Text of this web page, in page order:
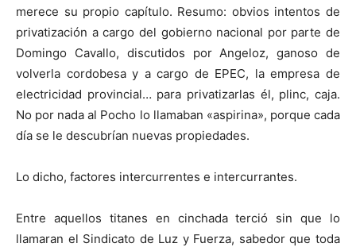
merece su propio capítulo. Resumo: obvios intentos de
privatización a cargo del gobierno nacional por parte de
Domingo Cavallo, discutidos por Angeloz, ganoso de
volverla cordobesa y a cargo de EPEC, la empresa de
electricidad provincial… para privatizarlas él, plinc, caja.
No por nada al Pocho lo llamaban «aspirina», porque cada
día se le descubrían nuevas propiedades.
Lo dicho, factores intercurrentes e intercurrantes.
Entre aquellos titanes en cinchada terció sin que lo
llamaran el Sindicato de Luz y Fuerza, sabedor que toda